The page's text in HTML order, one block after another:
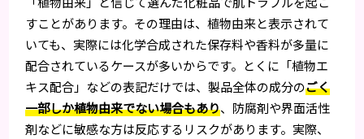
すことがあります。その理由は、植物由来と表示されて
いても、実際には化学合成された保存料や香料が多量に
配合されているケースが多いからです。とくに「植物エ
キス配合」などの表記だけでは、製品全体の成分のごく
一部しか植物由来でない場合もあり、防腐剤や界面活性
剤などに敏感な方は反応するリスクがあります。実際、